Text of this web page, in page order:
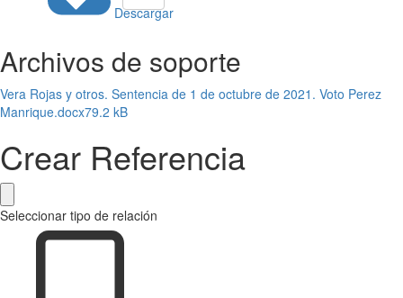
Descargar
Archivos de soporte
Vera Rojas y otros. Sentencia de 1 de octubre de 2021. Voto Perez
Manrique.docx79.2 kB
Crear Referencia
Seleccionar tipo de relación